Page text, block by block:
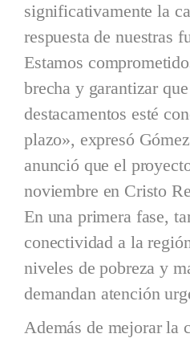
significativamente la
respuesta de nuestras
Estamos
brecha y garantizar
destacamentos esté
plazo», expresó
anunció que el
noviembre en Cristo
En una primera fase,
conectividad a la
niveles de pobreza y
demandan atención
Además de mejorar la